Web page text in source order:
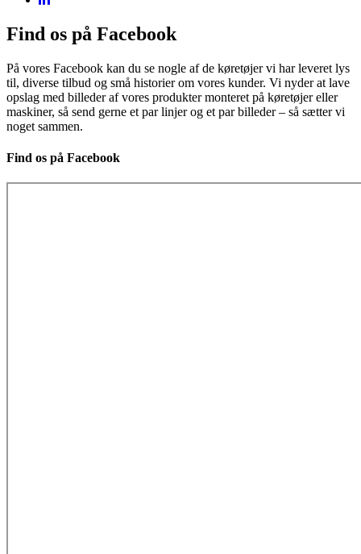
Find os på Facebook
På vores Facebook kan du se nogle af de køretøjer vi har leveret lys
til, diverse tilbud og små historier om vores kunder. Vi nyder at lave
opslag med billeder af vores produkter monteret på køretøjer eller
maskiner, så send gerne et par linjer og et par billeder – så sætter vi
noget sammen.
Find os på Facebook